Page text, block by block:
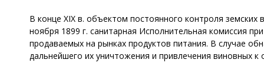
В конце XIX в. объектом постоянного контроля
ноября 1899 г. санитарная Исполнительная комиссия
продаваемых на рынках продуктов питания. В случае
дальнейшего их уничтожения и привлечения виновных к